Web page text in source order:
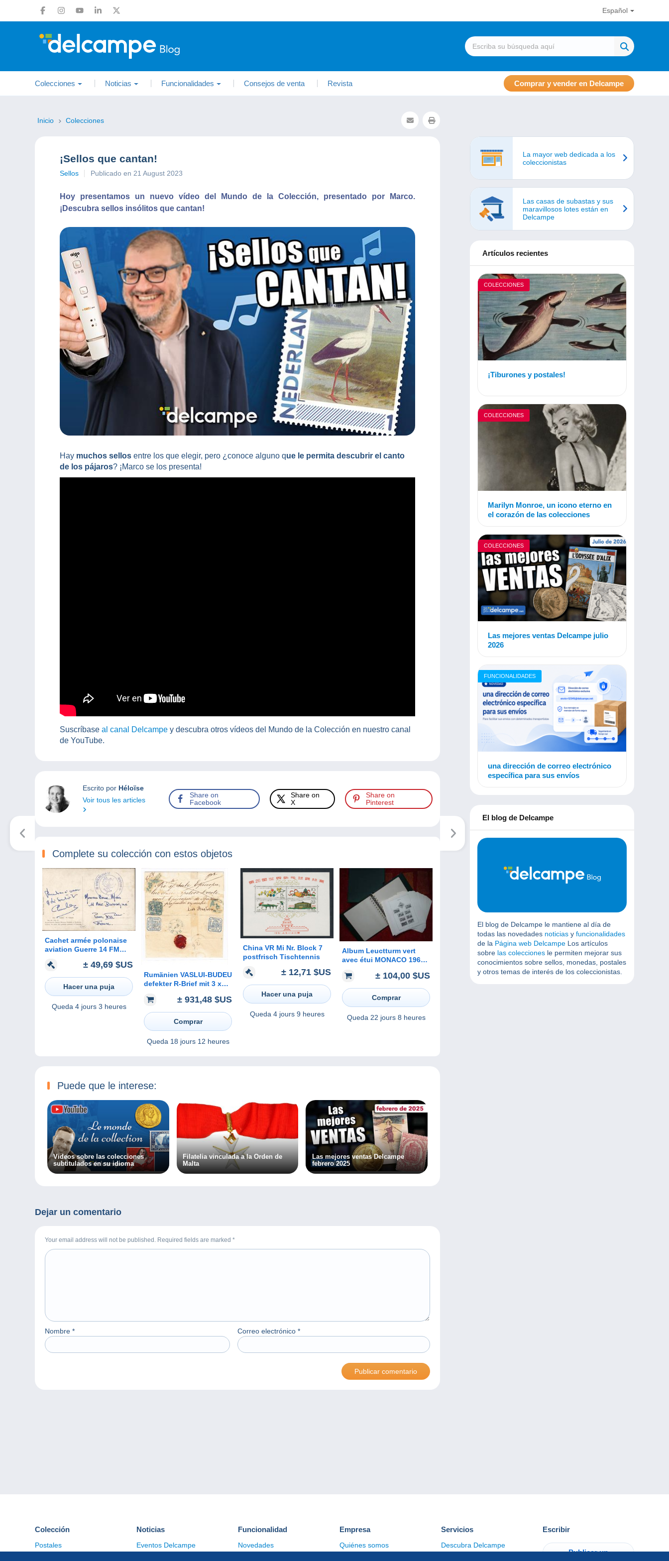
Español
Colecciones Noticias Funcionalidades Consejos de venta Revista Comprar y vender en Delcampe
Inicio Colecciones
¡Sellos que cantan!
Sellos Publicado en 21 August 2023
Hoy presentamos un nuevo vídeo del Mundo de la Colección, presentado por Marco.
¡Descubra sellos insólitos que cantan!
Hay muchos sellos entre los que elegir, pero ¿conoce alguno que le permita descubrir el canto
de los pájaros? ¡Marco se los presenta!
Suscríbase al canal Delcampe y descubra otros vídeos del Mundo de la Colección en nuestro canal
de YouTube.
Escrito por Héloïse
Voir tous les articles
Share on
Facebook
Share on
X
Share on
Pinterest
Complete su colección con estos objetos
Cachet armée polonaise
aviation Guerre 14 FM
Pologne Lutte contre
Bolchévisme CP Peinture
Cracovie
± 49,69 $US
Hacer una puja
Queda 4 jours 3 heures
Rumänien VASLUI-BUDEU
defekter R-Brief mit 3 x
eingerissen)± 931,48 $US
Comprar
Queda 18 jours 12 heures
China VR Mi Nr. Block 7
postfrisch Tischtennis
± 12,71 $US
Hacer una puja
Queda 4 jours 9 heures
Album Leuctturm vert
avec étui MONACO 1964 /
préimprimées ( avec
pochettes plastiques)
sans timbre.
± 104,00 $US
Comprar
Queda 22 jours 8 heures
Puede que le interese:
Videos sobre las colecciones
subtitulados en su idioma
Filatelia vinculada a la Orden de
Malta
Las mejores ventas Delcampe
febrero 2025
Dejar un comentario
Your email address will not be published. Required fields are marked *
Nombre * Correo electrónico *
La mayor web dedicada a los
coleccionistas
Las casas de subastas y sus
maravillosos lotes están en
Delcampe
Artículos recientes
COLECCIONES
¡Tiburones y postales!
COLECCIONES
Marilyn Monroe, un icono eterno en
el corazón de las colecciones
COLECCIONES
Las mejores ventas Delcampe julio
2026
FUNCIONALIDADES
una dirección de correo electrónico
específica para sus envíos
El blog de Delcampe
El blog de Delcampe le mantiene al día de
todas las novedades noticias y funcionalidades
de la Página web Delcampe Los artículos
sobre las colecciones le permiten mejorar sus
conocimientos sobre sellos, monedas, postales
y otros temas de interés de los coleccionistas.
Colección
Postales
Noticias
Eventos Delcampe
Funcionalidad
Novedades
Empresa
Quiénes somos
Servicios
Descubra Delcampe
Escribir
Publicar un